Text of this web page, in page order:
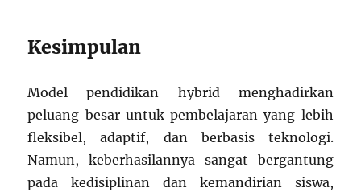
Kesimpulan
Model pendidikan hybrid menghadirkan
peluang besar untuk pembelajaran yang lebih
fleksibel, adaptif, dan berbasis teknologi.
Namun, keberhasilannya sangat bergantung
pada kedisiplinan dan kemandirian siswa,